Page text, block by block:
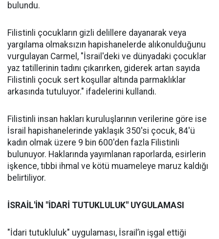
bulundu.
Filistinli çocukların gizli delillere dayanarak veya
yargılama olmaksızın hapishanelerde alıkonulduğunu
vurgulayan Carmel, "İsrail'deki ve dünyadaki çocuklar
yaz tatillerinin tadını çıkarırken, giderek artan sayıda
Filistinli çocuk sert koşullar altında parmaklıklar
arkasında tutuluyor." ifadelerini kullandı.
Filistinli insan hakları kuruluşlarının verilerine göre ise
İsrail hapishanelerinde yaklaşık 350'si çocuk, 84'ü
kadın olmak üzere 9 bin 600'den fazla Filistinli
bulunuyor. Haklarında yayımlanan raporlarda, esirlerin
işkence, tıbbi ihmal ve kötü muameleye maruz kaldığı
belirtiliyor.
İSRAİL'İN "İDARİ TUTUKLULUK" UYGULAMASI
"İdari tutukluluk" uygulaması, İsrail’in işgal ettiği